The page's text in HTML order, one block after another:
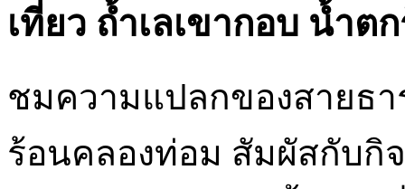
เที่ยว ถ้ำเลเขากอบ น้ำต
ชมความแปลกของสายธ
ร้อนคลองท่อม สัมผัสกับกิ